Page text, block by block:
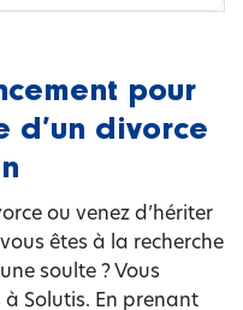
pour
d’un divorce
ou venez d’hériter
êtes à la recherche
soulte ? Vous
Solutis. En prenant